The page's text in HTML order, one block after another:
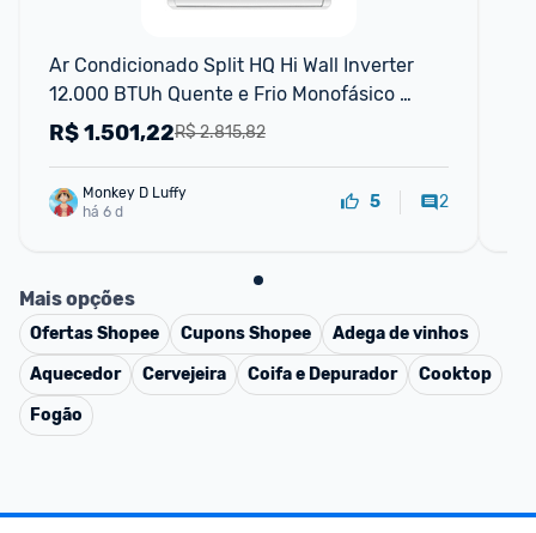
Ar Condicionado Split HQ Hi Wall Inverter
12.000 BTUh Quente e Frio Monofásico
Branco VIHT12KCH3S2S23 - 220V
R$ 2.815,82
R$1.501,22
Monkey D Luffy
há 6 d
5 2
Mais opções
OfertasShopee CuponsShopee
Adega de vinhos
Aquecedor
Cervejeira Coifa e Depurador
Cooktop
Fogão